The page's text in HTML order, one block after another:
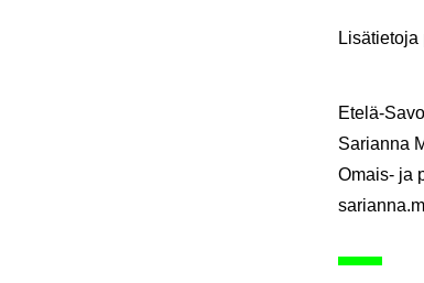
Etelä-​
Sa­rian­na
Omais-​ ja